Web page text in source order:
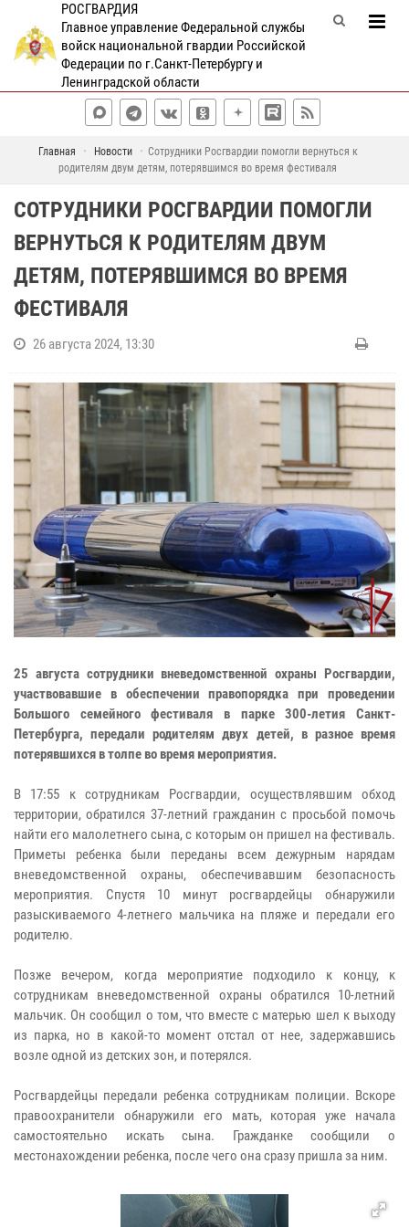
РОСГВАРДИЯ
Главное управление Федеральной службы
войск национальной гвардии Российской
Федерации по г.Санкт-Петербургу и
Ленинградской области
Главная Новости
Сотрудники Росгвардии помогли вернуться к
родителям двум детям, потерявшимся во время фестиваля
СОТРУДНИКИ РОСГВАРДИИ ПОМОГЛИ
ВЕРНУТЬСЯ К РОДИТЕЛЯМ ДВУМ
ДЕТЯМ, ПОТЕРЯВШИМСЯ ВО ВРЕМЯ
ФЕСТИВАЛЯ
26 августа 2024, 13:30
25 августа сотрудники вневедомственной охраны Росгвардии,
участвовавшие в обеспечении правопорядка при проведении
Большого семейного фестиваля в парке 300-летия Санкт-
Петербурга, передали родителям двух детей, в разное время
потерявшихся в толпе во время мероприятия.
В 17:55 к сотрудникам Росгвардии, осуществлявшим обход
территории, обратился 37-летний гражданин с просьбой помочь
найти его малолетнего сына, с которым он пришел на фестиваль.
Приметы ребенка были переданы всем дежурным нарядам
вневедомственной охраны, обеспечивавшим безопасность
мероприятия. Спустя 10 минут росгвардейцы обнаружили
разыскиваемого 4-летнего мальчика на пляже и передали его
родителю.
Позже вечером, когда мероприятие подходило к концу, к
сотрудникам вневедомственной охраны обратился 10-летний
мальчик. Он сообщил о том, что вместе с матерью шел к выходу
из парка, но в какой-то момент отстал от нее, задержавшись
возле одной из детских зон, и потерялся.
Росгвардейцы передали ребенка сотрудникам полиции. Вскоре
правоохранители обнаружили его мать, которая уже начала
самостоятельно искать сына. Гражданке сообщили о
местонахождении ребенка, после чего она сразу пришла за ним.